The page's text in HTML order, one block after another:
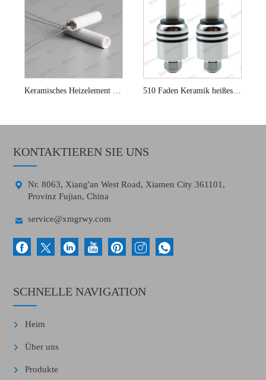
KONTAKTIEREN SIE UNS

Nr. 8063, Xiang'an West Road, Xiamen City 361101,
Provinz Fujian, China
 service@xmgrwy.com
SCHNELLE NAVIGATION
Heim
Über uns
Produkte